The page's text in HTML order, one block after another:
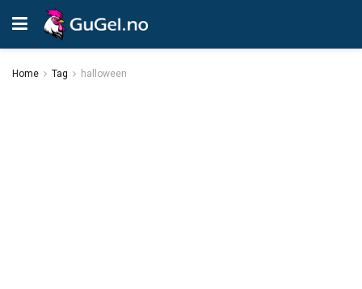
Home Tag halloween